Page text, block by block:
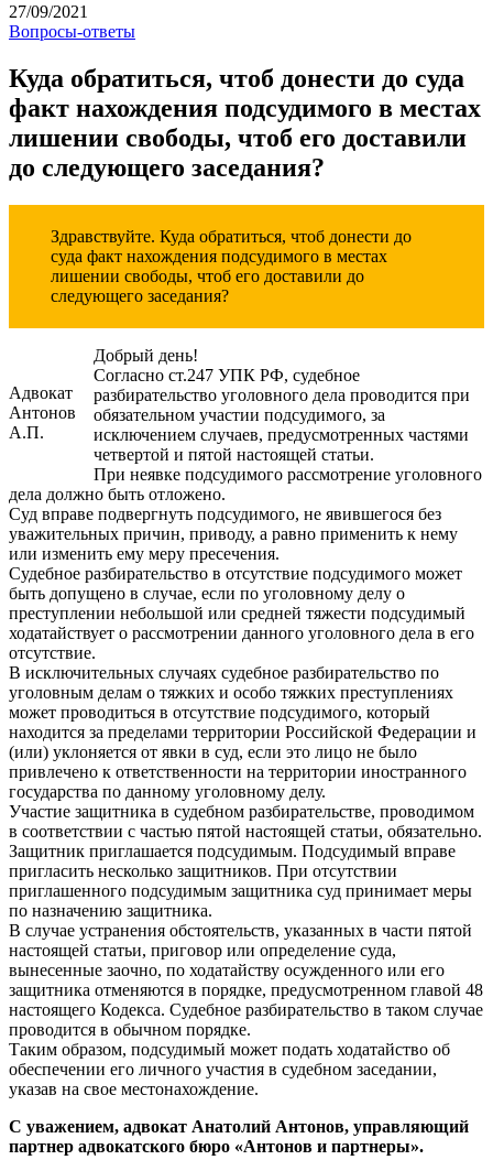
27/09/2021
Вопросы-ответы
Куда обратиться, чтоб донести до суда
факт нахождения подсудимого в местах
лишении свободы, чтоб его доставили
до следующего заседания?
Здравствуйте. Куда обратиться, чтоб донести до
суда факт нахождения подсудимого в местах
лишении свободы, чтоб его доставили до
следующего заседания?
Адвокат
Антонов
А.П.
Добрый день!
Согласно ст.247 УПК РФ, судебное
разбирательство уголовного дела проводится при
обязательном участии подсудимого, за
исключением случаев, предусмотренных частями
четвертой и пятой настоящей статьи.
При неявке подсудимого рассмотрение уголовного
дела должно быть отложено.
Суд вправе подвергнуть подсудимого, не явившегося без
уважительных причин, приводу, а равно применить к нему
или изменить ему меру пресечения.
Судебное разбирательство в отсутствие подсудимого может
быть допущено в случае, если по уголовному делу о
преступлении небольшой или средней тяжести подсудимый
ходатайствует о рассмотрении данного уголовного дела в его
отсутствие.
В исключительных случаях судебное разбирательство по
уголовным делам о тяжких и особо тяжких преступлениях
может проводиться в отсутствие подсудимого, который
находится за пределами территории Российской Федерации и
(или) уклоняется от явки в суд, если это лицо не было
привлечено к ответственности на территории иностранного
государства по данному уголовному делу.
Участие защитника в судебном разбирательстве, проводимом
в соответствии с частью пятой настоящей статьи, обязательно.
Защитник приглашается подсудимым. Подсудимый вправе
пригласить несколько защитников. При отсутствии
приглашенного подсудимым защитника суд принимает меры
по назначению защитника.
В случае устранения обстоятельств, указанных в части пятой
настоящей статьи, приговор или определение суда,
вынесенные заочно, по ходатайству осужденного или его
защитника отменяются в порядке, предусмотренном главой 48
настоящего Кодекса. Судебное разбирательство в таком случае
проводится в обычном порядке.
Таким образом, подсудимый может подать ходатайство об
обеспечении его личного участия в судебном заседании,
указав на свое местонахождение.
С уважением, адвокат Анатолий Антонов, управляющий
партнер адвокатского бюро «Антонов и партнеры».